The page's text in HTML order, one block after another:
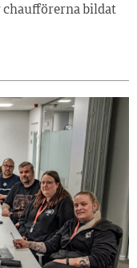
chaufförerna bildat